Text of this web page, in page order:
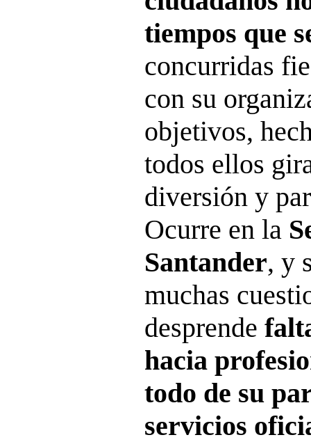
tiempos que
concurridas
con su
objetivos,
todos ellos
diversión y
Ocurre en la
Santander, y
muchas
desprende
hacia
todo de su
servicios